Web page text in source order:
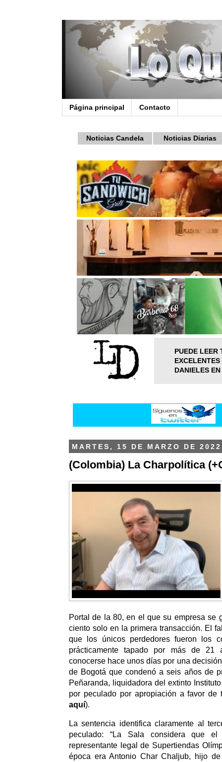
Página principal Contacto
Noticias Candela Noticias Diarias
PUEDE LEER
DANIELES
MARTES, 15 DE MARZO DE 2022
(Colombia) La Charpolítica
Portal de la 80, en el que su empresa se
ciento solo en la primera transacción. El
que los únicos perdedores fueron los
prácticamente tapado por más de
conocerse hace unos días por una
de Bogotá que condenó a seis años de
Peñaranda, liquidadora del extinto
por peculado por apropiación a favor de
aquí).
La sentencia identifica claramente al
peculado: “La Sala considera que el
representante legal de Supertiendas
época era Antonio Char Chaljub, hijo